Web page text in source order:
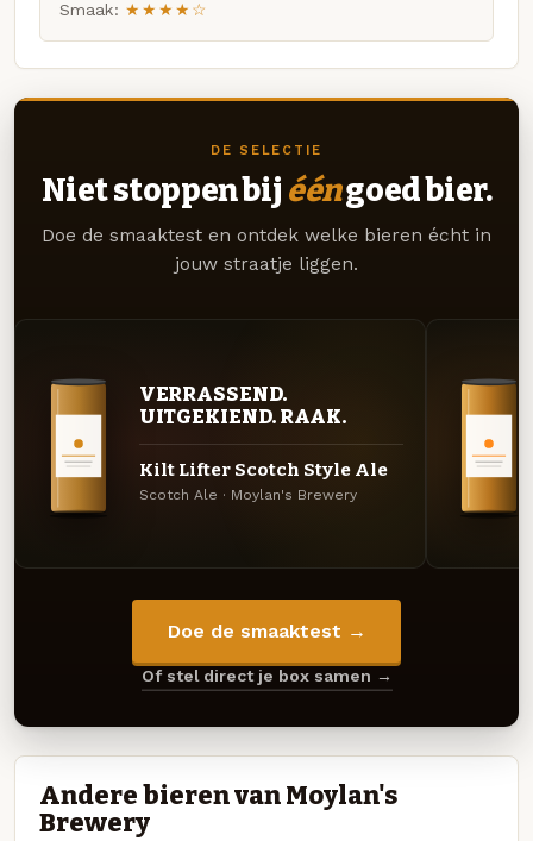
Smaak: ★★★★☆
DE SELECTIE
Niet stoppen bij ééngoed bier.
Doe de smaaktest en ontdek welke bieren écht in
jouw straatje liggen.
VERRASSEND.
UITGEKIEND. RAAK.
Kilt Lifter Scotch Style Ale
Scotch Ale · Moylan's Brewery
Doe de smaaktest →
Of stel direct je box samen →
Andere bieren van Moylan's
Brewery